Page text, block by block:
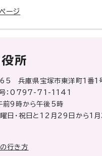
ージ
所
兵庫県宝塚市東洋町1番1
号：0797-71-1141
前9時から午後5時
曜日・祝日と12月29日から1
行き方